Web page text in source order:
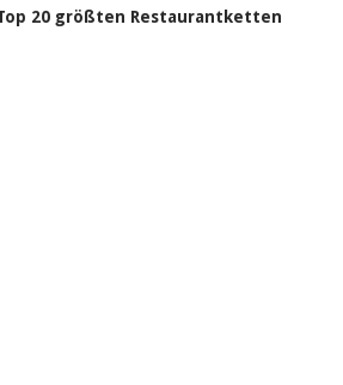
20 größten Restaurantketten